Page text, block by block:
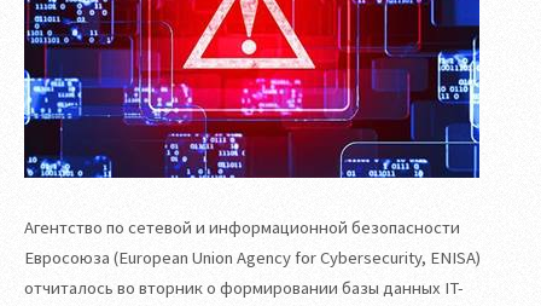
Агентство по сетевой и информационной безопасности
Евросоюза (European Union Agency for Cybersecurity, ENISA)
отчиталось во вторник о формировании базы данных IT-